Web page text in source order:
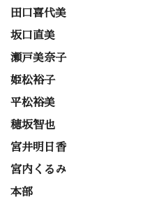
田口喜代美
坂口直美
瀬戸美奈子
姫松裕子
平松裕美
穂坂智也
宮井明日香
宮内くるみ
本部